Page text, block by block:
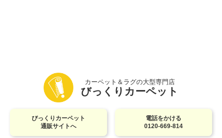
カーペット＆ラグの大型専門店
びっくりカーペット
びっくりカーペット
通販サイトへ
電話をかける
0120-669-814